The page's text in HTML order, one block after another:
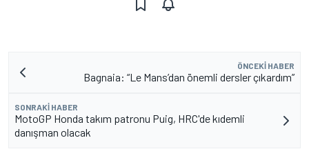
ÖNCEKI HABER
Bagnaia: “Le Mans’dan önemli dersler çıkardım”
SONRAKI HABER
MotoGP Honda takım patronu Puig, HRC'de kıdemli
danışman olacak